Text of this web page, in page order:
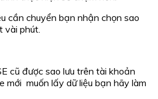
cần chuyển bạn nhận chọn sao
vài phút.
cũ được sao lưu trên tài khoản
mới muốn lấy dữ liệu bạn hãy làm